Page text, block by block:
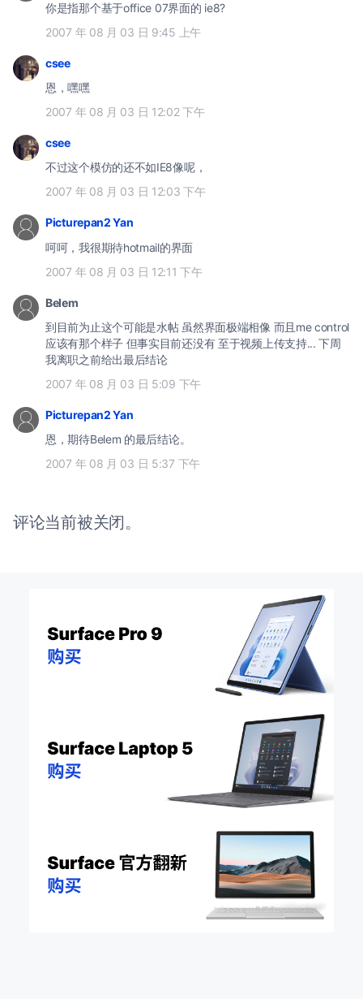
你是指那个基于office 07界面的 ie8?
2007 年 08 月 03 日 9:45 上午
csee
恩，嘿嘿
2007 年 08 月 03 日 12:02 下午
csee
不过这个模仿的还不如IE8像呢，
2007 年 08 月 03 日 12:03 下午
Picturepan2 Yan
呵呵，我很期待hotmail的界面
2007 年 08 月 03 日 12:11 下午
Belem
到目前为止这个可能是水帖 虽然界面极端相像 而且me control
应该有那个样子 但事实目前还没有 至于视频上传支持... 下周
我离职之前给出最后结论
2007 年 08 月 03 日 5:09 下午
Picturepan2 Yan
恩，期待Belem 的最后结论。
2007 年 08 月 03 日 5:37 下午
评论当前被关闭。